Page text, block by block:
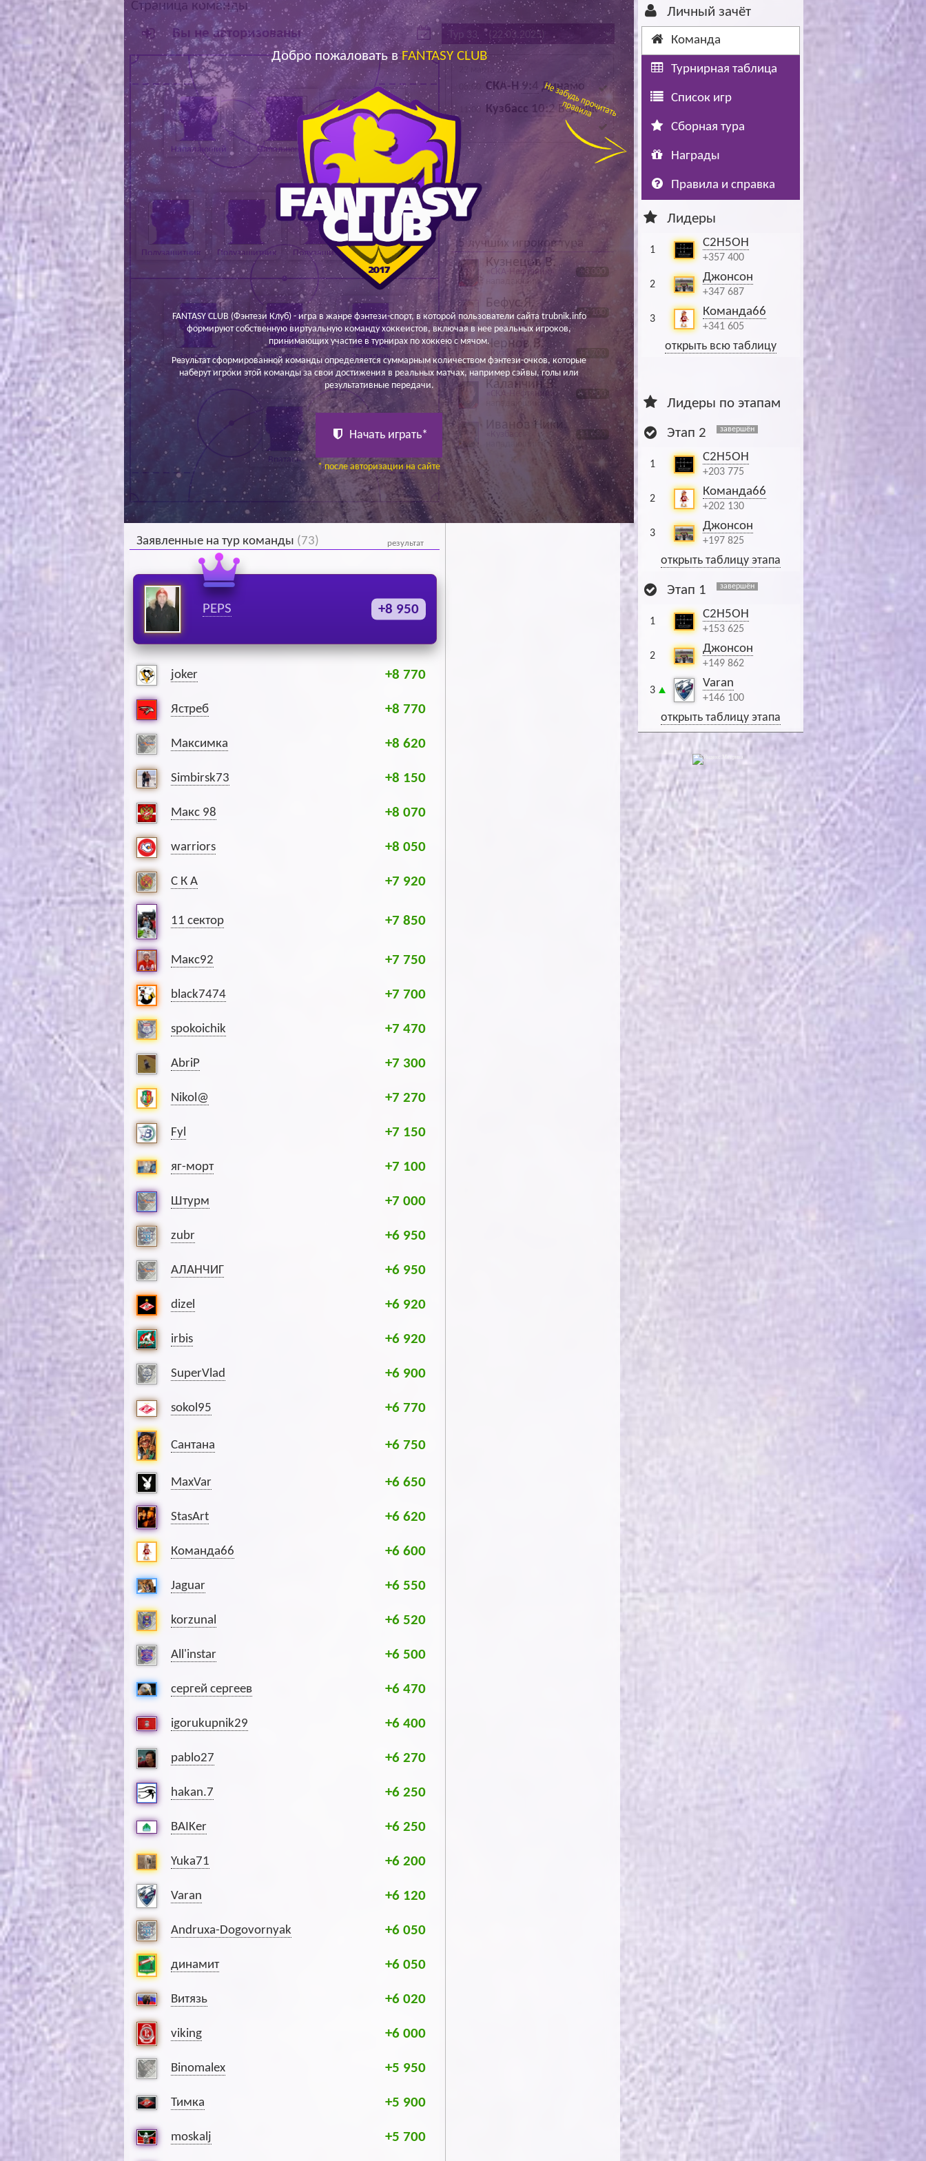
Архив
Max
Архив
Max
Хоккей — КХЛ
Hound: блог болельщика
Ragnar: блог болельщика
Добро пожаловать вFANTASY CLUB
FANTASY CLUB (Фэнтези Клуб) - игра в жанре фэнтези-спорт, в которой пользователи сайта trubnik.info
формируют собственную виртуальную команду хоккеистов, включая в нее реальных игроков,
принимающих участие в турнирах по хоккею с мячом.
Результат сформированной команды определяется суммарным количеством фэнтези-очков, которые
наберут игроки этой команды за свои достижения в реальных матчах, например сэйвы, голы или
результативные передачи.
Начать играть*
* после авторизации на сайте
Страница команды
Вы не авторизованы
Вратарь
Защитник Защитник Защитник
Полузащитник Полузащитник Полузащитник Полузащитник
Нападающий Нападающий Нападающий
Заявленные на тур команды (73) результат
PEPS +8 950
joker +8 770
Ястреб +8 770
Максимка +8 620
Simbirsk73 +8 150
Макс 98 +8 070
warriors +8 050
С К А +7 920
11 сектор +7 850
Макс92 +7 750
black7474 +7 700
spokoichik +7 470
AbriP +7 300
Nikol@ +7 270
Fyl +7 150
яг-морт +7 100
Штурм +7 000
zubr +6 950
АЛАНЧИГ +6 950
dizel +6 920
irbis +6 920
SuperVlad +6 900
sokol95 +6 770
Сантана +6 750
MaxVar +6 650
StasArt +6 620
Команда66 +6 600
Jaguar +6 550
korzunal +6 520
All'instar +6 500
сергей сергеев +6 470
igorukupnik29 +6 400
pablo27 +6 270
hakan.7 +6 250
BAIKer +6 250
Yuka71 +6 200
Varan +6 120
Andruxa-Dogovornyak +6 050
динамит +6 050
Витязь +6 020
viking +6 000
Binomalex +5 950
Тимка +5 900
moskalj +5 700
22 марта 2025
08:00
СКА-Н 9:4 Динамо
11:00 Кузбасс 10:2 Водник
5 лучших игроков тура
Кузнецов В.
«СКА-Нефтяник»
нападающий
+3 000
Бефус Я.
«Кузбасс»
полузащитник
+2 100
Чернов В.
«Кузбасс»
полузащитник
+1 700
Каланчин В.
«СКА-Нефтяник»
+1 600
Иванов Ники.
+1 600
Личный зачёт
Команда
Турнирная таблица
Список игр
Сборная тура
Награды
Правила и справка
Лидеры
1
C2H5OH
+357 400
2
Джонсон
+347 687
3
Команда66
+341 605
открыть всю таблицу
Лидеры по этапам
Этап 2 завершён
1
C2H5OH
+203 775
2
Команда66
+202 130
3
Джонсон
+197 825
открыть таблицу этапа
Этап 1 завершён
1
C2H5OH
+153 625
2
Джонсон
+149 862
3
Varan
+146 100
открыть таблицу этапа